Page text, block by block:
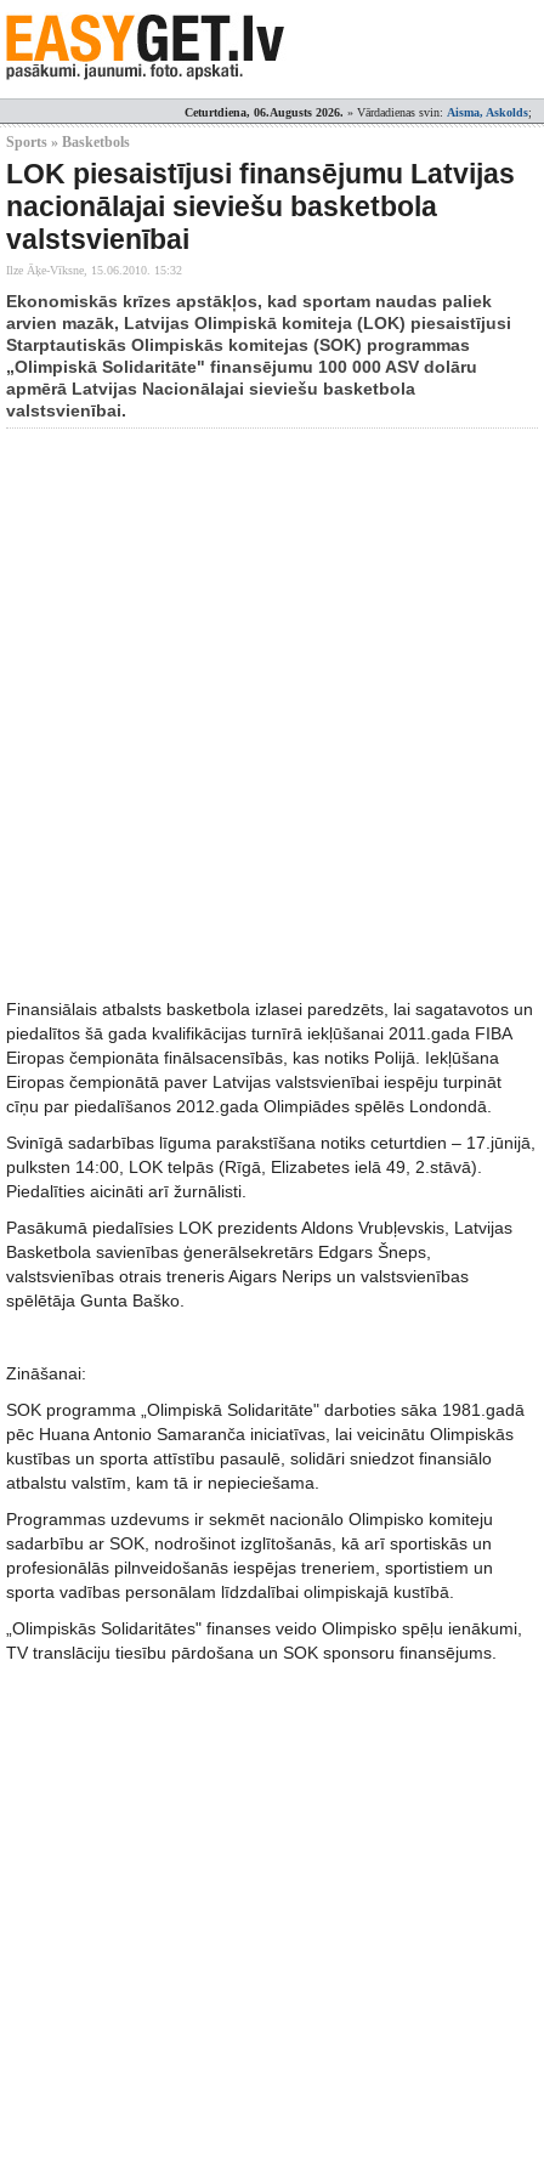
Ceturtdiena, 06.Augusts 2026. » Vārdadienas svin: Aisma, Askolds;
Sports » Basketbols
LOK piesaistījusi finansējumu Latvijas
nacionālajai sieviešu basketbola
valstsvienībai
Ilze Āķe-Vīksne, 15.06.2010. 15:32
Ekonomiskās krīzes apstākļos, kad sportam naudas paliek
arvien mazāk, Latvijas Olimpiskā komiteja (LOK) piesaistījusi
Starptautiskās Olimpiskās komitejas (SOK) programmas
„Olimpiskā Solidaritāte" finansējumu 100 000 ASV dolāru
apmērā Latvijas Nacionālajai sieviešu basketbola
valstsvienībai.
Finansiālais atbalsts basketbola izlasei paredzēts, lai sagatavotos un
piedalītos šā gada kvalifikācijas turnīrā iekļūšanai 2011.gada FIBA
Eiropas čempionāta finālsacensībās, kas notiks Polijā. Iekļūšana
Eiropas čempionātā paver Latvijas valstsvienībai iespēju turpināt
cīņu par piedalīšanos 2012.gada Olimpiādes spēlēs Londondā.
Svinīgā sadarbības līguma parakstīšana notiks ceturtdien – 17.jūnijā,
pulksten 14:00, LOK telpās (Rīgā, Elizabetes ielā 49, 2.stāvā).
Piedalīties aicināti arī žurnālisti.
Pasākumā piedalīsies LOK prezidents Aldons Vrubļevskis, Latvijas
Basketbola savienības ģenerālsekretārs Edgars Šneps,
valstsvienības otrais treneris Aigars Nerips un valstsvienības
spēlētāja Gunta Baško.
Zināšanai:
SOK programma „Olimpiskā Solidaritāte" darboties sāka 1981.gadā
pēc Huana Antonio Samaranča iniciatīvas, lai veicinātu Olimpiskās
kustības un sporta attīstību pasaulē, solidāri sniedzot finansiālo
atbalstu valstīm, kam tā ir nepieciešama.
Programmas uzdevums ir sekmēt nacionālo Olimpisko komiteju
sadarbību ar SOK, nodrošinot izglītošanās, kā arī sportiskās un
profesionālās pilnveidošanās iespējas treneriem, sportistiem un
sporta vadības personālam līdzdalībai olimpiskajā kustībā.
„Olimpiskās Solidaritātes" finanses veido Olimpisko spēļu ienākumi,
TV translāciju tiesību pārdošana un SOK sponsoru finansējums.